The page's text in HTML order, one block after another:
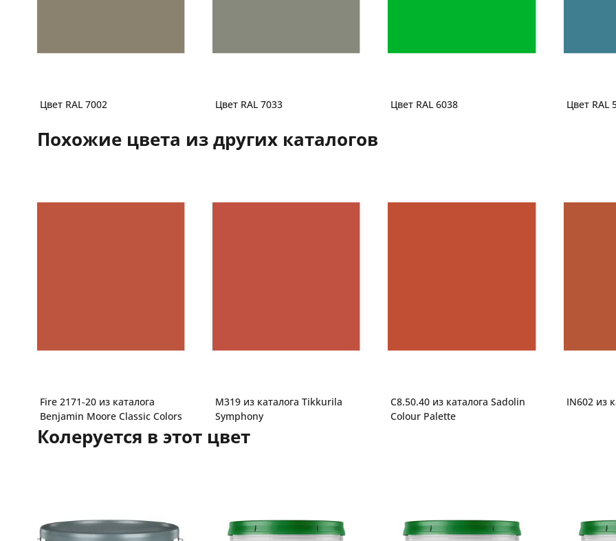
Цвет RAL 7002 Цвет RAL 7033 Цвет RAL 6038 Цвет RAL
Похожие цвета из других каталогов
Fire 2171-20 из каталога
Benjamin Moore Classic Colors
M319 из каталога Tikkurila
Symphony
C8.50.40 из каталога Sadolin
Colour Palette
IN602 из
Колеруется в этот цвет